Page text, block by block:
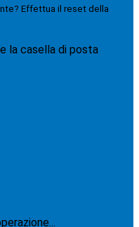
Effettua il reset della
la casella di posta